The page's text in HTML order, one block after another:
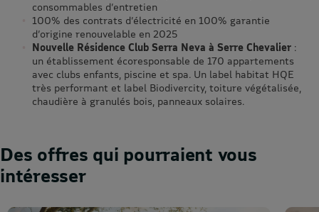
consommables d’entretien
100% des contrats d’électricité en 100% garantie
d’origine renouvelable en 2025
Nouvelle Résidence Club Serra Neva à Serre Chevalier :
un établissement écoresponsable de 170 appartements
avec clubs enfants, piscine et spa. Un label habitat HQE
très performant et label Biodivercity, toiture végétalisée,
chaudière à granulés bois, panneaux solaires.
Des offres qui pourraient vous
intéresser